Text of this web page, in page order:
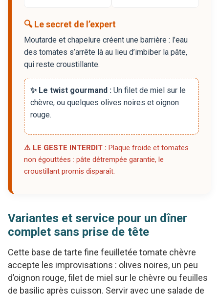
🔍 Le secret de l’expert
Moutarde et chapelure créent une barrière : l’eau
des tomates s’arrête là au lieu d’imbiber la pâte,
qui reste croustillante.
✨ Le twist gourmand : Un filet de miel sur le
chèvre, ou quelques olives noires et oignon
rouge.
⚠️ LE GESTE INTERDIT : Plaque froide et tomates
non égouttées : pâte détrempée garantie, le
croustillant promis disparaît.
Variantes et service pour un dîner
complet sans prise de tête
Cette base de tarte fine feuilletée tomate chèvre
accepte les improvisations : olives noires, un peu
d’oignon rouge, filet de miel sur le chèvre ou feuilles
de basilic après cuisson. Servir avec une salade de